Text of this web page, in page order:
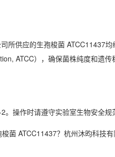
所供应的生孢梭菌 ATCC11437
ATCC），确保菌株纯度和遗传
。操作时请遵守实验室生物安全
菌 ATCC11437？杭州沐昀科技